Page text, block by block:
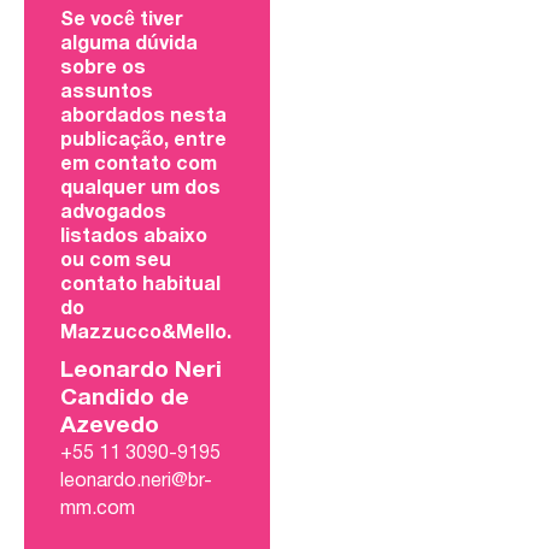
Se você tiver
alguma dúvida
sobre os
assuntos
abordados nesta
publicação, entre
em contato com
qualquer um dos
advogados
listados abaixo
ou com seu
contato habitual
do
Mazzucco&Mello.
Leonardo Neri
Candido de
Azevedo
+55 11 3090-9195
leonardo.neri@br-
mm.com